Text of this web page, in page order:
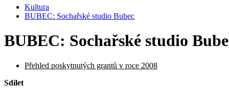
Kultura
BUBEC: Sochařské studio Bubec
BUBEC: Sochařské studio
Přehled poskytnutých grantů v roce 2008
Sdílet